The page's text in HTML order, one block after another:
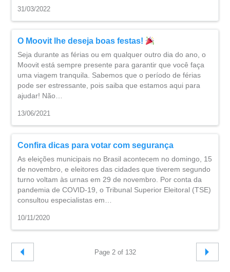
31/03/2022
O Moovit lhe deseja boas festas!
Seja durante as férias ou em qualquer outro dia do ano, o
Moovit está sempre presente para garantir que você faça
uma viagem tranquila. Sabemos que o período de férias
pode ser estressante, pois saiba que estamos aqui para
ajudar! Não…
13/06/2021
Confira dicas para votar com segurança
As eleições municipais no Brasil acontecem no domingo, 15
de novembro, e eleitores das cidades que tiverem segundo
turno voltam às urnas em 29 de novembro. Por conta da
pandemia de COVID-19, o Tribunal Superior Eleitoral (TSE)
consultou especialistas em…
10/11/2020
Page 2 of 132